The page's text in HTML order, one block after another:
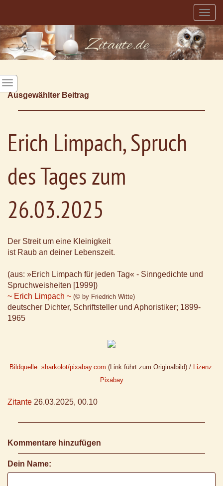
Ausgewählter Beitrag
Erich Limpach, Spruch
des Tages zum
26.03.2025
Der Streit um eine Kleinigkeit
ist Raub an deiner Lebenszeit.
(aus: »Erich Limpach für jeden Tag« - Sinngedichte und
Spruchweisheiten [1999])
~ Erich Limpach ~ (© by Friedrich Witte)
deutscher Dichter, Schriftsteller und Aphoristiker; 1899-
1965
Bildquelle: sharkolot/pixabay.com (Link führt zum Originalbild) / Lizenz:
Pixabay
Zitante 26.03.2025, 00.10
Kommentare hinzufügen
Dein Name: